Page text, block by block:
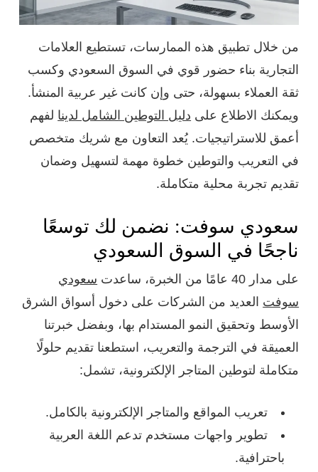
من خلال تطبيق هذه الممارسات، تستطيع العلامات
التجارية بناء حضور قوي في السوق السعودي وكسب
ثقة العملاء بسهولة، حتى وإن كانت غير عربية المنشأ.
ويمكنك الاطلاع على دليل التوطين الشامل لدينا لفهم
أعمق للاستراتيجيات. يُعد التعاون مع شريك متخصص
في التعريب والتوطين خطوة مهمة لتسهيل وضمان
تقديم تجربة محلية متكاملة.
سعودي سوفت: نضمن لك توسعًا
ناجحًا في السوق السعودي
على مدار 40 عامًا من الخبرة، ساعدت
سعودي
سوفت العديد من الشركات على دخول أسواق الشرق
الأوسط وتحقيق النمو المستدام بها، وبفضل خبرتنا
العميقة في الترجمة والتعريب، استطعنا تقديم حلولًا
متكاملة لتوطين المتاجر الإلكترونية، تشمل:
تعريب المواقع والمتاجر الإلكترونية بالكامل.
تطوير واجهات مستخدم تدعم اللغة العربية
باحترافية.